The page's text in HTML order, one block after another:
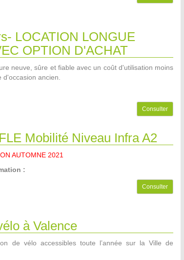
LOCATION LONGUE
OPTION D'ACHAT
neuve, sûre et fiable avec un coût d'utilisation moins
ancien.
Consulter
Mobilité Niveau Infra A2
AUTOMNE 2021
:
Consulter
à Valence
de vélo accessibles toute l’année sur la Ville de